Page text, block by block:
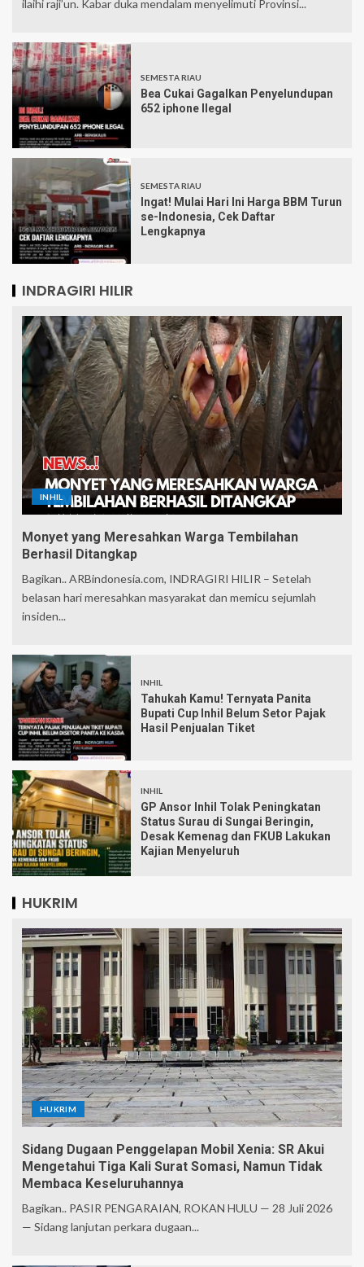
ilaihi raji’un. Kabar duka mendalam menyelimuti Provinsi...
SEMESTA RIAU
Bea Cukai Gagalkan Penyelundupan
652 iphone Ilegal
SEMESTA RIAU
Ingat! Mulai Hari Ini Harga BBM Turun
se-Indonesia, Cek Daftar
Lengkapnya
INDRAGIRI HILIR
INHIL
Monyet yang Meresahkan Warga Tembilahan
Berhasil Ditangkap
Bagikan.. ARBindonesia.com, INDRAGIRI HILIR – Setelah
belasan hari meresahkan masyarakat dan memicu sejumlah
insiden...
INHIL
Tahukah Kamu! Ternyata Panita
Bupati Cup Inhil Belum Setor Pajak
Hasil Penjualan Tiket
INHIL
GP Ansor Inhil Tolak Peningkatan
Status Surau di Sungai Beringin,
Desak Kemenag dan FKUB Lakukan
Kajian Menyeluruh
HUKRIM
HUKRIM
Sidang Dugaan Penggelapan Mobil Xenia: SR Akui
Mengetahui Tiga Kali Surat Somasi, Namun Tidak
Membaca Keseluruhannya
Bagikan.. PASIR PENGARAIAN, ROKAN HULU — 28 Juli 2026
— Sidang lanjutan perkara dugaan...